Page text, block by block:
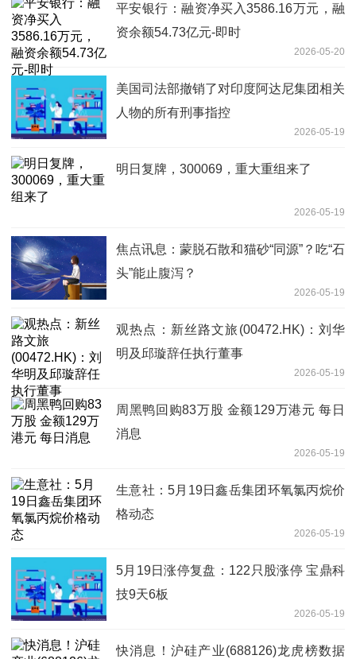
平安银行：融资净买入3586.16万元，融
资余额54.73亿元-即时
2026-05-20
美国司法部撤销了对印度阿达尼集团相关
人物的所有刑事指控
2026-05-19
明日复牌，300069，重大重组来了
2026-05-19
焦点讯息：蒙脱石散和猫砂“同源”？吃“石
头”能止腹泻？
2026-05-19
观热点：新丝路文旅(00472.HK)：刘华
明及邱璇辞任执行董事
2026-05-19
周黑鸭回购83万股 金额129万港元 每日
消息
2026-05-19
生意社：5月19日鑫岳集团环氧氯丙烷价
格动态
2026-05-19
5月19日涨停复盘：122只股涨停 宝鼎科
技9天6板
2026-05-19
快消息！沪硅产业(688126)龙虎榜数据